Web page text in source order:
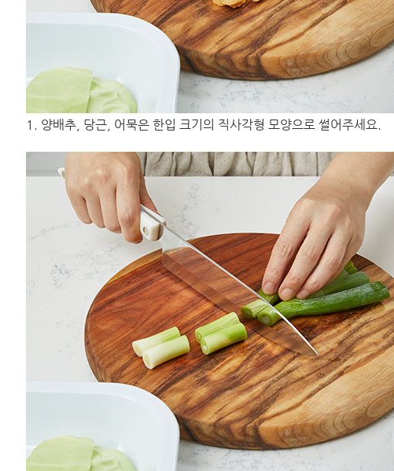
1. 양배추, 당근, 어묵은 한입 크기의 직사각형 모양으로 썰어주세요.